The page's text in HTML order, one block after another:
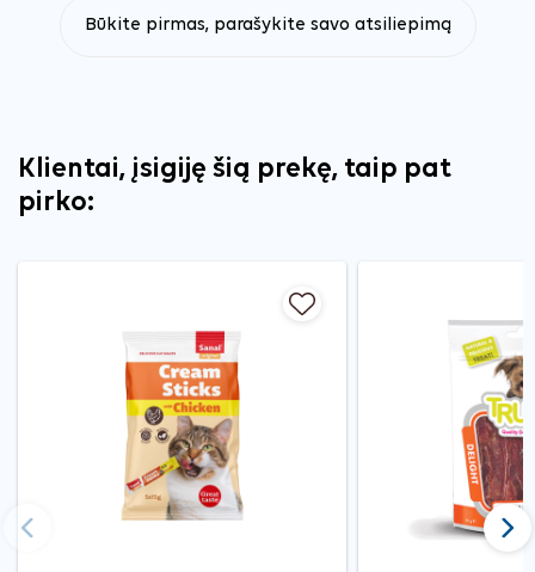
Būkite pirmas, parašykite savo atsiliepimą
Klientai, įsigiję šią prekę, taip pat
pirko:
Ankstesnis